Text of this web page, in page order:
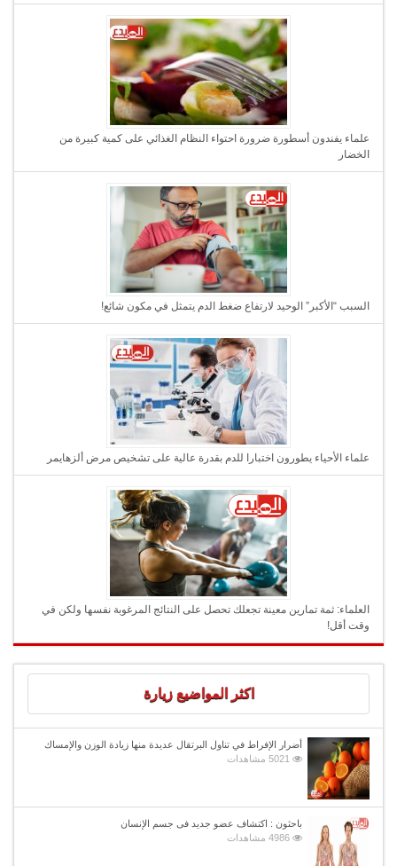
علماء يفندون أسطورة ضرورة احتواء النظام الغذائي على كمية كبيرة من
الخضار
السبب “الأكبر” الوحيد لارتفاع ضغط الدم يتمثل في مكون شائع!
علماء الأحياء يطورون اختبارا للدم بقدرة عالية على تشخيص مرض ألزهايمر
العلماء: ثمة تمارين معينة تجعلك تحصل على النتائج المرغوبة نفسها ولكن في
وقت أقل!
اكثر المواضيع زيارة
أضرار الإفراط في تناول البرتقال عديدة منها زيادة الوزن والإمساك
5021 مشاهدات
باحثون : اكتشاف عضو جديد فى جسم الإنسان
4986 مشاهدات